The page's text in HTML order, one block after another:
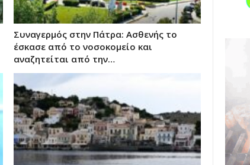
Συναγερμός στην Πάτρα: Ασθενής το
έσκασε από το νοσοκομείο και
αναζητείται από την…